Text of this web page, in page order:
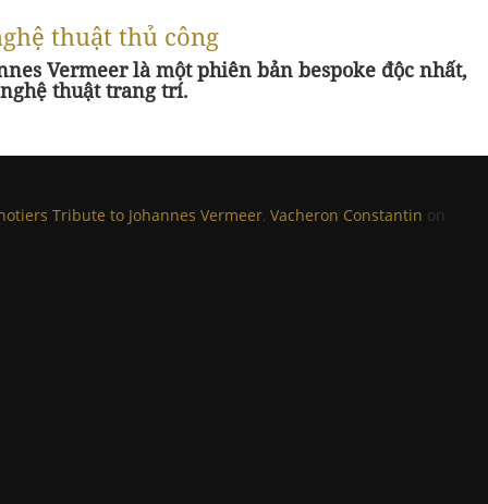
thuật thủ công
Vermeer là một phiên bản bespoke độc nhất,
thuật trang trí.
Tribute to Johannes Vermeer, Vacheron Constantin on